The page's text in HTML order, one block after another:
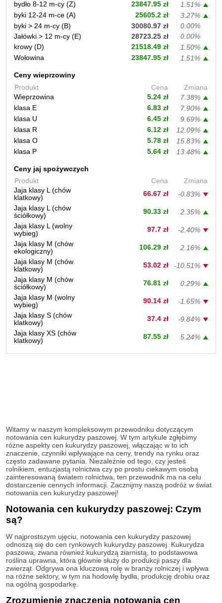
bydło 8-12 m-cy (Z) 23847.95 zł
1.51%
byki 12-24 m-ce (A)
25605.2 zł
3.27%
byki > 24 m-cy (B)
30080.97 zł
0.00%
Jałówki > 12 m-cy (E)
28723.25 zł
0.00%
krowy (D)
21518.49 zł
1.50%
Wołowina
23847.95 zł 1.51%
Ceny wieprzowiny
Produkt
Cena Zmiana
Wieprzowina 5.24 zł
7.38%
klasa E
6.83 zł
7.90%
klasa U
6.45 zł
9.69%
klasa R
6.12 zł
12.09%
klasa O
5.78 zł
15.83%
klasa P
5.64 zł 13.48%
Ceny jaj spożywczych
Produkt
Cena Zmiana
Jaja klasy L (chów
klatkowy)
66.67 zł
-0.83%
Jaja klasy L (chów
ściółkowy)
90.33 zł
2.35%
Jaja klasy L (wolny
wybieg)
97.7 zł
-2.40%
Jaja klasy M (chów
ekologiczny)
106.29 zł
2.16%
Jaja klasy M (chów
klatkowy)
53.02 zł
-10.51%
Jaja klasy M (chów
ściółkowy)
76.81 zł
0.29%
Jaja klasy M (wolny
wybieg)
90.14 zł
-1.65%
Jaja klasy S (chów
klatkowy)
37.4 zł
-9.84%
Jaja klasy XS (chów
klatkowy)
87.55 zł 5.24%
Witamy w naszym kompleksowym przewodniku dotyczącym
notowania cen kukurydzy paszowej. W tym artykule zgłębimy
różne aspekty cen kukurydzy paszowej, włączając w to ich
znaczenie, czynniki wpływające na ceny, trendy na rynku oraz
często zadawane pytania. Niezależnie od tego, czy jesteś
rolnikiem, entuzjastą rolnictwa czy po prostu ciekawym osobą
zainteresowaną światem rolnictwa, ten przewodnik ma na celu
dostarczenie cennych informacji. Zacznijmy naszą podróż w świat
notowania cen kukurydzy paszowej!
Notowania cen kukurydzy paszowej: Czym
są?
W najprostszym ujęciu, notowania cen kukurydzy paszowej
odnoszą się do cen rynkowych kukurydzy paszowej. Kukurydza
paszowa, zwana również kukurydzą ziarnistą, to podstawowa
roślina uprawna, która głównie służy do produkcji paszy dla
zwierząt. Odgrywa ona kluczową rolę w branży rolniczej i wpływa
na różne sektory, w tym na hodowlę bydła, produkcję drobiu oraz
na ogólną gospodarkę.
Zrozumienie znaczenia notowania cen